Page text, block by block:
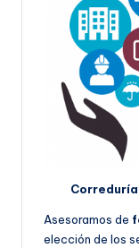
Asesoramos de
elección de los